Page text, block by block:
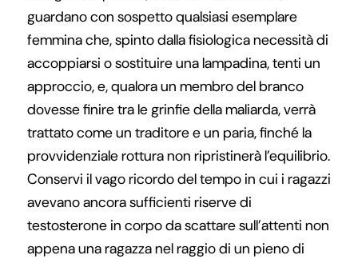
guardano con sospetto qualsiasi esemplare
femmina che, spinto dalla fisiologica necessità di
accoppiarsi o sostituire una lampadina, tenti un
approccio, e, qualora un membro del branco
dovesse finire tra le grinfie della maliarda, verrà
trattato come un traditore e un paria, finché la
provvidenziale rottura non ripristinerà l’equilibrio.
Conservi il vago ricordo del tempo in cui i ragazzi
avevano ancora sufficienti riserve di
testosterone in corpo da scattare sull’attenti non
appena una ragazza nel raggio di un pieno di